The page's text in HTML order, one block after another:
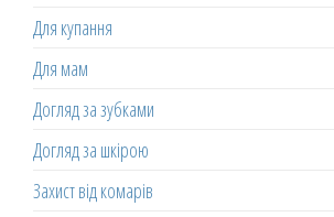
Для купання
Для мам
Догляд за зубками
Догляд за шкірою
Захист від комарів